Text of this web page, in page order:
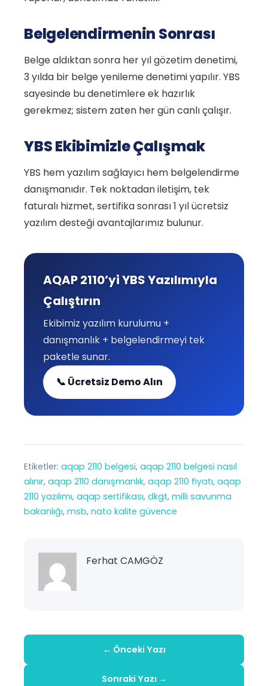
Belgelendirmenin Sonrası
Belge aldıktan sonra her yıl gözetim denetimi,
3 yılda bir belge yenileme denetimi yapılır. YBS
sayesinde bu denetimlere ek hazırlık
gerekmez; sistem zaten her gün canlı çalışır.
YBS Ekibimizle Çalışmak
YBS hem yazılım sağlayıcı hem belgelendirme
danışmanıdır. Tek noktadan iletişim, tek
faturalı hizmet, sertifika sonrası 1 yıl ücretsiz
yazılım desteği avantajlarımız bulunur.
AQAP 2110’yi YBS Yazılımıyla
Çalıştırın
Ekibimiz yazılım kurulumu +
danışmanlık + belgelendirmeyi tek
paketle sunar.
📞 Ücretsiz Demo Alın
Etiketler: aqap 2110 belgesi, aqap 2110 belgesi nasıl
alınır, aqap 2110 danışmanlık, aqap 2110 fiyatı, aqap
2110 yazılımı, aqap sertifikası, dkgt, milli savunma
bakanlığı, msb, nato kalite güvence
Ferhat CAMGÖZ
← Önceki Yazı
Sonraki Yazı →